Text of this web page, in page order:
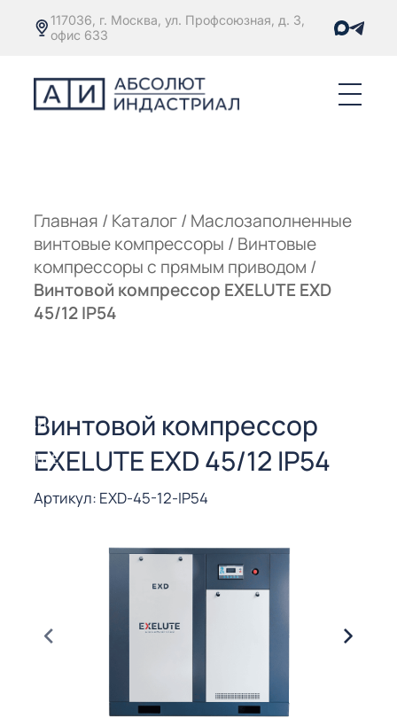
117036, г. Москва, ул. Профсоюзная, д. 3,
офис 633
Главная / Каталог/ Маслозаполненные
винтовые компрессоры / Винтовые
компрессоры с прямым приводом /
Винтовой компрессор EXELUTE EXD
45/12 IP54
Винтовой компрессор
EXELUTE EXD 45/12 IP54
Артикул: EXD-45-12-IP54
РЕЗКИ